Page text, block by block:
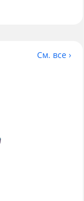
См. все ›